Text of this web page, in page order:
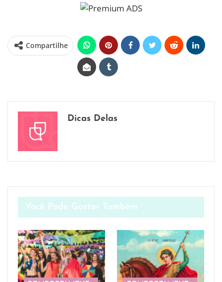
Compartilhe
Dicas Delas
Você Pode Gostar Também